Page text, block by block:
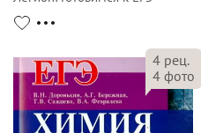
4 рец.
4 фото